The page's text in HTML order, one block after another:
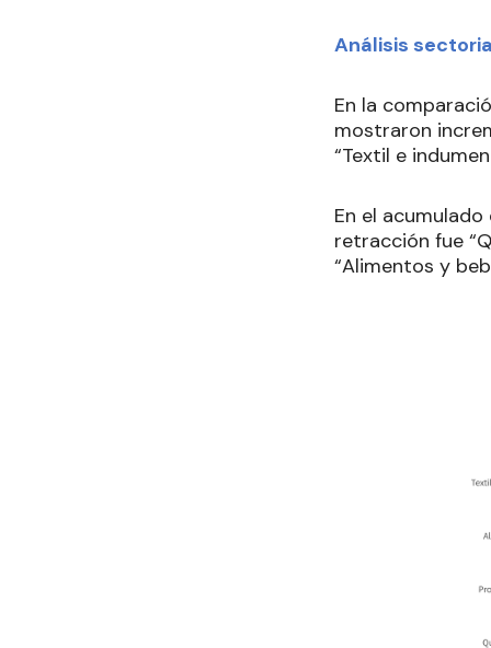
Análisis
En la
mostraron
“Textil e
En el
retracción fue
“Alimentos y